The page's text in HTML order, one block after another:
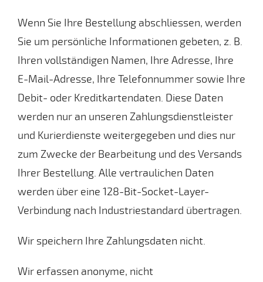
Wenn Sie Ihre Bestellung abschliessen, werden
Sie um persönliche Informationen gebeten, z. B.
Ihren vollständigen Namen, Ihre Adresse, Ihre
E-Mail-Adresse, Ihre Telefonnummer sowie Ihre
Debit- oder Kreditkartendaten. Diese Daten
werden nur an unseren Zahlungsdienstleister
und Kurierdienste weitergegeben und dies nur
zum Zwecke der Bearbeitung und des Versands
Ihrer Bestellung. Alle vertraulichen Daten
werden über eine 128-Bit-Socket-Layer-
Verbindung nach Industriestandard übertragen.
Wir speichern Ihre Zahlungsdaten nicht.
Wir erfassen anonyme, nicht